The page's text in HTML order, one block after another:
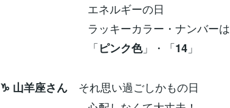
エネルギーの日
ラッキーカラー・ナンバーは
「ピンク色」・「14 」
♑ 山羊座さん それ思い過ごしかもの日